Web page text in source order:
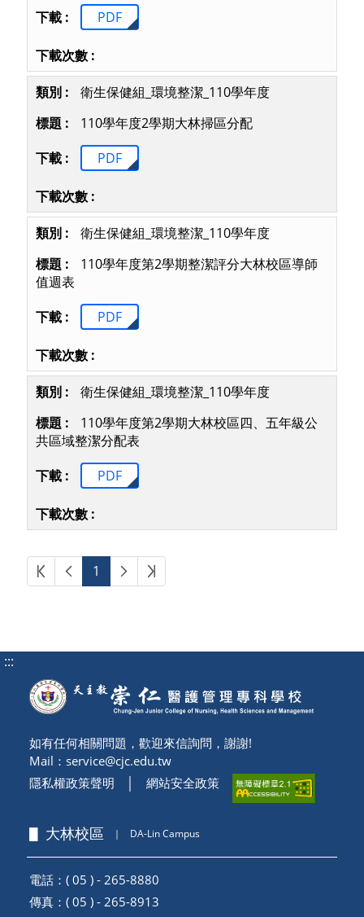
PDF
衛生保健組_環境整潔_110學年度
110學年度2學期大林掃區分配
PDF
衛生保健組_環境整潔_110學年度
110學年度第2學期整潔評分大林校區導師
值週表
PDF
衛生保健組_環境整潔_110學年度
110學年度第2學期大林校區四、五年級公
共區域整潔分配表
PDF
第一頁上一頁
1 下一頁最後頁
:::
如有任何相關問題，歡迎來信詢問，謝謝!
Mail： service@cjc.edu.tw
隱私權政策聲明
網站安全政策
▋ 大林校區 ｜ DA-Lin Campus
電話：( 05 ) - 265-8880
傳真：( 05 ) - 265-8913